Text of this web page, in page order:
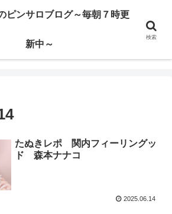
を求めて3000回ピンサロで遊んだ親父
サロブログ～毎朝７時更新中～
たぬきレポ 関内フィーリングッ
ド 森本ナナコ
2025.06.14
ピンサロブログ～毎朝７時更
新中～
検索